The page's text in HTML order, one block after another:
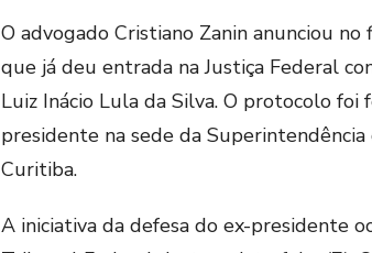
O advogado Cristiano Zanin anunciou
que já deu entrada na Justiça Federal
Luiz Inácio Lula da Silva. O protocolo
presidente na sede da
Curitiba.
A iniciativa da defesa do ex-presidente